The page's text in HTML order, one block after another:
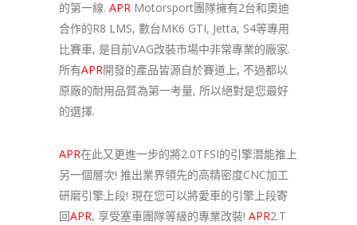
的第一線. APR Motorsport團隊擁有2台和奧迪
合作的R8 LMS, 數台MK6 GTI, Jetta, S4等專用
比賽車, 是目前VAG改裝市場中非常專業的廠家.
所有APR開發的產品皆源自於賽道上, 不過都以
原廠的耐用品質為第一考量, 所以絕對是您最好
的選擇.
APR在此又更進一步的將2.0TFSI的引擎潛能推上
另一個層次! 推出業界領先的高精密度CNC加工
研磨引擎上段! 現在您可以將愛車的引擎上段寄
回APR, 享受塞車團隊等級的專業改裝! APR2.T